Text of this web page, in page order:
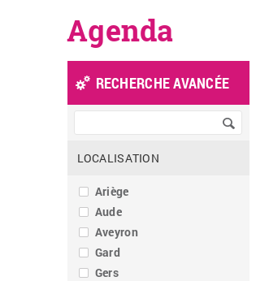
Agenda
RECHERCHE AVANCÉE
LOCALISATION
Ariège
Aude
Aveyron
Gard
Gers